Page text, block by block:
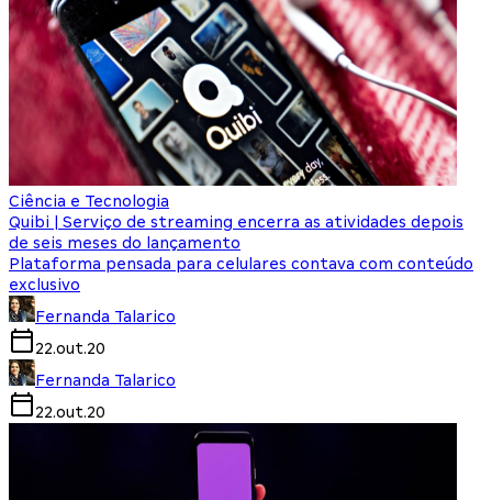
Ciência e Tecnologia
Quibi | Serviço de streaming encerra as atividades depois
de seis meses do lançamento
Plataforma pensada para celulares contava com conteúdo
exclusivo
Fernanda Talarico
22.out.20
Fernanda Talarico
22.out.20